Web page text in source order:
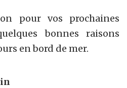
pour vos prochaines
bonnes raisons
en bord de mer.